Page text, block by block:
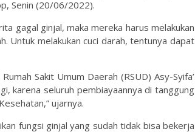
Senin (20/06/2022).
gagal ginjal, maka mereka harus melakukan
Untuk melakukan cuci darah, tentunya dapat
Sakit Umum Daerah (RSUD) Asy-Syifa’
karena seluruh pembiayaannya di tanggung
ujarnya.
fungsi ginjal yang sudah tidak bisa bekerja